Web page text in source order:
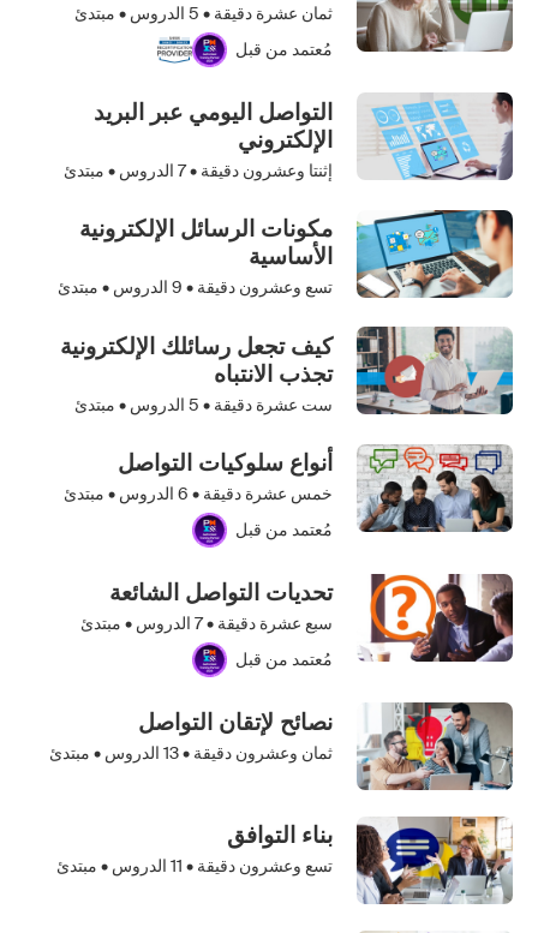
ثمان عشرة دقيقة • 5 الدروس • مبتدئ
مُعتمد من قبل
التواصل اليومي عبر البريد
الإلكتروني
إثنتا وعشرون دقيقة •7 الدروس • مبتدئ
مكونات الرسائل الإلكترونية
الأساسية
تسع وعشرون دقيقة • 9 الدروس • مبتدئ
كيف تجعل رسائلك الإلكترونية
تجذب الانتباه
ست عشرة دقيقة • 5 الدروس • مبتدئ
أنواع سلوكيات التواصل
خمس عشرة دقيقة • 6 الدروس • مبتدئ
مُعتمد من قبل
تحديات التواصل الشائعة
سبع عشرة دقيقة •7 الدروس • مبتدئ
مُعتمد من قبل
نصائح لإتقان التواصل
ثمان وعشرون دقيقة •13 الدروس • مبتدئ
بناء التوافق
تسع وعشرون دقيقة • 11 الدروس • مبتدئ